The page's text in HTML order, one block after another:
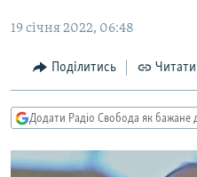
Перейти
пошукуКУЛЬТУРА
СПОРТ
СВІТ
ДОНБАС.РЕАЛІЇ
КРИМ.РЕАЛІЇ
ТИ ЯК?
КИТАЙ.ВИКЛИКИ
19 січня 2022, 06:48
Поділитись
Додати Радіо Свобода як бажане